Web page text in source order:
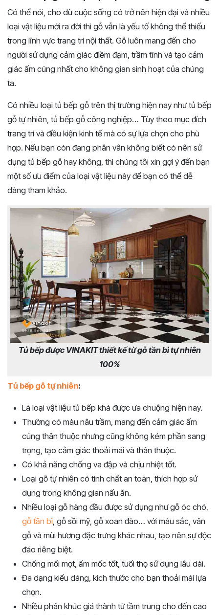
Có thể nói, cho dù cuộc sống có trở nên hiện đại và nhiều
loại vật liệu mới ra đời thì gỗ vẫn là yếu tố không thể thiếu
trong lĩnh vực trang trí nội thất. Gỗ luôn mang đến cho
người sử dụng cảm giác điềm đạm, trầm tĩnh và tạo cảm
giác ấm cúng nhất cho không gian sinh hoạt của chúng
ta.
Có nhiều loại tủ bếp gỗ trên thị trường hiện nay như tủ bếp
gỗ tự nhiên, tủ bếp gỗ công nghiệp… Tùy theo mục đích
trang trí và điều kiện kinh tế mà có sự lựa chọn cho phù
hợp. Nếu bạn còn đang phân vân không biết có nên sử
dụng tủ bếp gỗ hay không, thì chúng tôi xin gợi ý đến bạn
một số ưu điểm của loại vật liệu này để bạn có thể dễ
dàng tham khảo.
Tủ bếp được VINAKIT thiết kế từ gỗ tần bì tự nhiên
100%
Tủ bếp gỗ tự nhiên:
Là loại vật liệu tủ bếp khá được ưa chuộng hiện nay.
Thường có màu nâu trầm, mang đến cảm giác ấm
cúng thân thuộc nhưng cũng không kém phần sang
trọng, tạo cảm giác thoải mái và thân thuộc.
Có khả năng chống va đập và chịu nhiệt tốt.
Loại gỗ tự nhiên có tính chất an toàn, thích hợp sử
dụng trong không gian nấu ăn.
Nhiều loại gỗ hàng đầu được sử dụng như gỗ óc chó,
gỗ tần bì, gỗ sồi mỹ, gỗ xoan đào… với màu sắc, vân
gỗ và mùi hương đặc trưng khác nhau, tạo nên sự độc
đáo riêng biệt.
Chống mối mọt, ẩm mốc tốt, tuổi thọ sử dụng lâu dài.
Đa dạng kiểu dáng, kích thước cho bạn thoải mái lựa
chọn.
Nhiều phân khúc giá thành từ tầm trung cho đến cao